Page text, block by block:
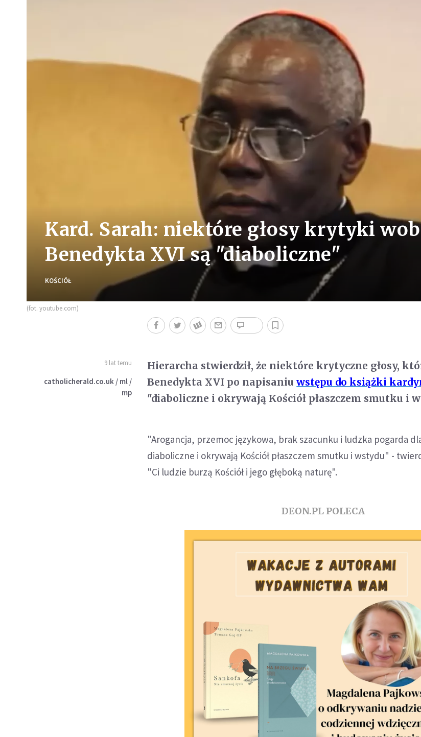
Kard. Sarah: niektóre głosy krytyki
Benedykta XVI są "diaboliczne"
KOŚCIÓŁ
(fot. youtube.com)
9 lat temu
catholicherald.co.uk / ml /
mp
Hierarcha stwierdził, że niektóre krytyczne głosy,
Benedykta XVI po napisaniuwstępu do książki
"diaboliczne i okrywają Kościół płaszczem smutku i
"Arogancja, przemoc językowa, brak szacunku i ludzka pogarda
diaboliczne i okrywają Kościół płaszczem smutku i wstydu" -
"Ci ludzie burzą Kościół i jego głęboką naturę".
DEON.PL POLECA